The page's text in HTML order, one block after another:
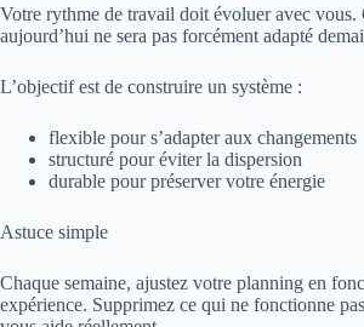
Votre rythme de travail doit évoluer avec
aujourd’hui ne sera pas forcément adapté
L’objectif est de construire un système :
flexible pour s’adapter aux changements
structuré pour éviter la dispersion
durable pour préserver votre énergie
Astuce simple
Chaque semaine, ajustez votre planning en
expérience. Supprimez ce qui ne fonctionne